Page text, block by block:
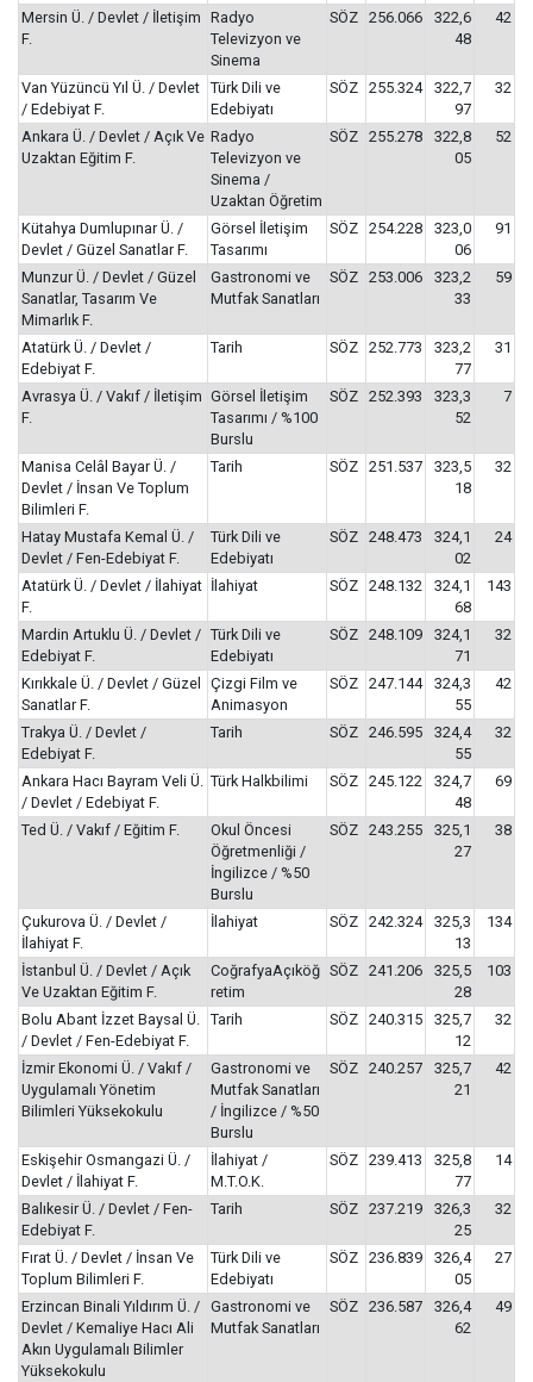
Mersin Ü. / Devlet / İletişim
F.
Radyo
Televizyon ve
Sinema
SÖZ 256.066
322,6
48
42
Van Yüzüncü Yıl Ü. / Devlet
/ Edebiyat F.
Türk Dili ve
Edebiyatı
SÖZ 255.324
322,7
97
32
Ankara Ü. / Devlet / Açık Ve
Uzaktan Eğitim F.
Radyo
Televizyon ve
Sinema /
Uzaktan Öğretim
SÖZ 255.278
322,8
05
52
Kütahya Dumlupınar Ü. /
Devlet / Güzel Sanatlar F.
Görsel İletişim
Tasarımı
SÖZ 254.228
323,0
06
91
Munzur Ü. / Devlet / Güzel
Sanatlar, Tasarım Ve
Mimarlık F.
Gastronomi ve
Mutfak Sanatları
SÖZ 253.006
323,2
33
59
Atatürk Ü. / Devlet /
Edebiyat F.
Tarih SÖZ 252.773
323,2
77
31
Avrasya Ü. / Vakıf / İletişim
F.
Görsel İletişim
Tasarımı / %100
Burslu
SÖZ 252.393
323,3
52
7
Manisa Celâl Bayar Ü. /
Devlet / İnsan Ve Toplum
Bilimleri F.
Tarih SÖZ 251.537
323,5
18
32
Hatay Mustafa Kemal Ü. /
Devlet / Fen-Edebiyat F.
Türk Dili ve
Edebiyatı
SÖZ 248.473
324,1
02
24
Atatürk Ü. / Devlet / İlahiyat
F.
İlahiyat SÖZ 248.132
324,1
68
143
Mardin Artuklu Ü. / Devlet /
Edebiyat F.
Türk Dili ve
Edebiyatı
SÖZ 248.109
324,1
71
32
Kırıkkale Ü. / Devlet / Güzel
Sanatlar F.
Çizgi Film ve
Animasyon
SÖZ 247.144
324,3
55
42
Trakya Ü. / Devlet /
Edebiyat F.
Tarih SÖZ 246.595
324,4
55
32
Ankara Hacı Bayram Veli Ü.
/ Devlet / Edebiyat F.
Türk Halkbilimi SÖZ 245.122
324,7
48
69
Ted Ü. / Vakıf / Eğitim F.
Okul Öncesi
Öğretmenliği /
İngilizce / %50
Burslu
SÖZ 243.255
325,1
27
38
Çukurova Ü. / Devlet /
İlahiyat F.
İlahiyat SÖZ 242.324
325,3
13
134
İstanbul Ü. / Devlet / Açık
Ve Uzaktan Eğitim F.
CoğrafyaAçıköğ
retim
SÖZ 241.206
325,5
28
103
Bolu Abant İzzet Baysal Ü.
/ Devlet / Fen-Edebiyat F.
Tarih SÖZ 240.315
325,7
12
32
İzmir Ekonomi Ü. / Vakıf /
Uygulamalı Yönetim
Bilimleri Yüksekokulu
Gastronomi ve
Mutfak Sanatları
/ İngilizce / %50
Burslu
SÖZ 240.257
325,7
21
42
Eskişehir Osmangazi Ü. /
Devlet / İlahiyat F.
İlahiyat /
M.T.O.K.
SÖZ 239.413
325,8
77
14
Balıkesir Ü. / Devlet / Fen-
Edebiyat F.
Tarih SÖZ 237.219
326,3
25
32
Fırat Ü. / Devlet / İnsan Ve
Toplum Bilimleri F.
Türk Dili ve
Edebiyatı
SÖZ 236.839
326,4
05
27
Erzincan Binali Yıldırım Ü. /
Devlet / Kemaliye Hacı Ali
Akın Uygulamalı Bilimler
Yüksekokulu
Gastronomi ve
Mutfak Sanatları
SÖZ 236.587
326,4
62
49